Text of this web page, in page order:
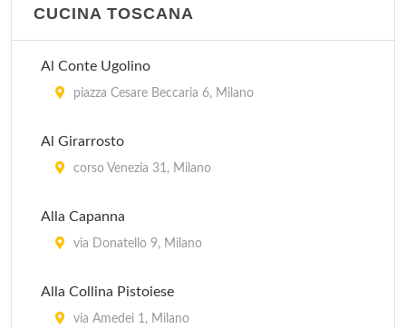
viale Gian Galeazzo 6, Milano
CUCINA TOSCANA
Al Conte Ugolino
piazza Cesare Beccaria 6, Milano
Al Girarrosto
corso Venezia 31, Milano
Alla Capanna
via Donatello 9, Milano
Alla Collina Pistoiese
via Amedei 1, Milano